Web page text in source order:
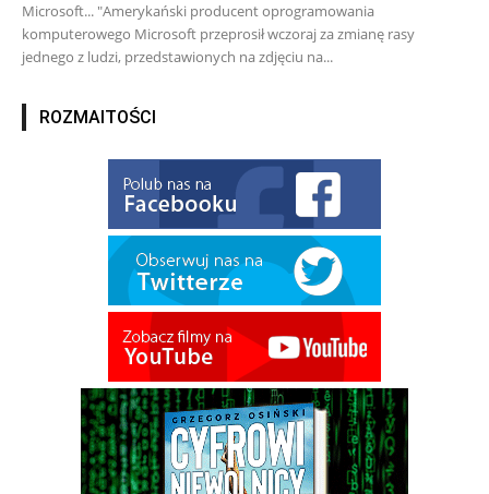
Microsoft... "Amerykański producent oprogramowania
komputerowego Microsoft przeprosił wczoraj za zmianę rasy
jednego z ludzi, przedstawionych na zdjęciu na...
ROZMAITOŚCI